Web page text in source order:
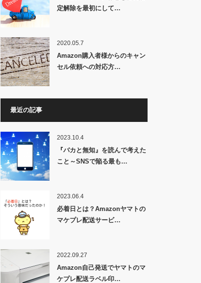
定解除を最初にして…
2020.05.7
Amazon購入者様からのキャン
セル依頼への対応方…
最近の記事
2023.10.4
『バカと無知』を読んで考えた
こと～SNSで陥る最も…
2023.06.4
必着日とは？Amazonヤマトの
マケプレ配送サービ…
2022.09.27
Amazon自己発送でヤマトのマ
ケプレ配送ラベル印…